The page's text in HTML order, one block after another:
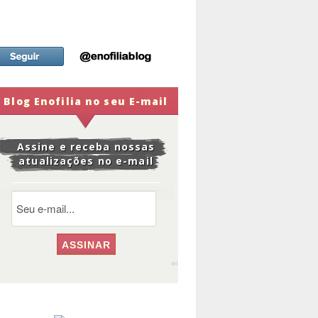
Blog Enofilia no seu E-mail
Assine e receba nossas
atualizações no e-mail
widge